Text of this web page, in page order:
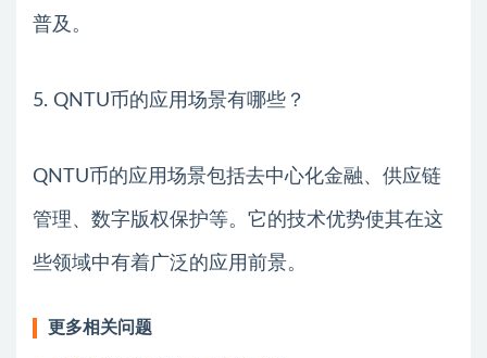
普及。
5. QNTU币的应用场景有哪些？
QNTU币的应用场景包括去中心化金融、供应链
管理、数字版权保护等。它的技术优势使其在这
些领域中有着广泛的应用前景。
更多相关问题